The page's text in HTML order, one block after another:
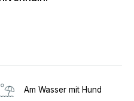
Am Wasser mit Hund